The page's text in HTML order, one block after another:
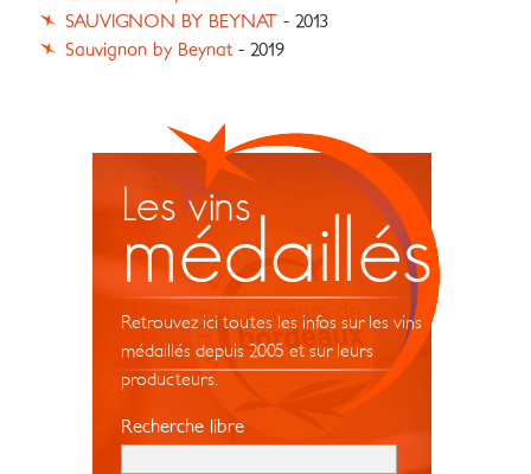
SAUVIGNON BY BEYNAT - 2013
Sauvignon by Beynat - 2019
Les vins
médaillés
Retrouvez ici toutes les infos sur les vins
médaillés depuis 2005 et sur leurs
producteurs.
Recherche libre